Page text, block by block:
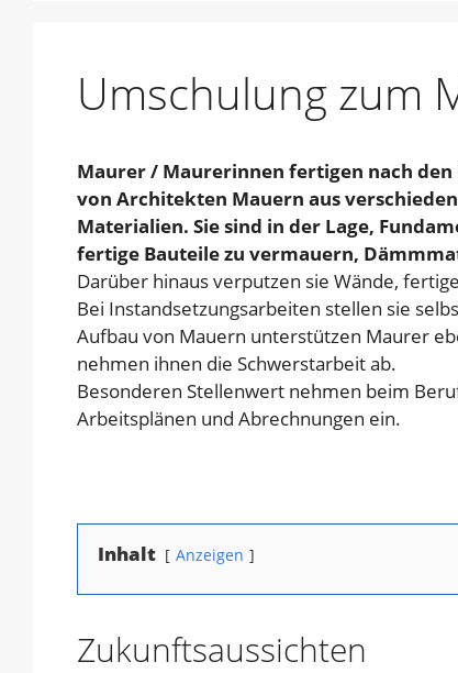
Umschulung zum
Maurer / Maurerinnen fertigen nach den
von Architekten Mauern aus
Materialien. Sie sind in der Lage,
fertige Bauteile zu vermauern,
Darüber hinaus verputzen sie Wände,
Bei Instandsetzungsarbeiten stellen sie
Aufbau von Mauern unterstützen Maurer
nehmen ihnen die Schwerstarbeit ab.
Besonderen Stellenwert nehmen beim
Arbeitsplänen und Abrechnungen ein.
Inhalt Anzeigen
Zukunftsaussichten